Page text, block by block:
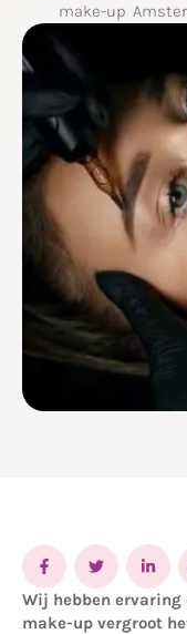
make-up
behandeling die
te verbeteren
Deze techniek
Wij hebben ervaring
make-up vergroot